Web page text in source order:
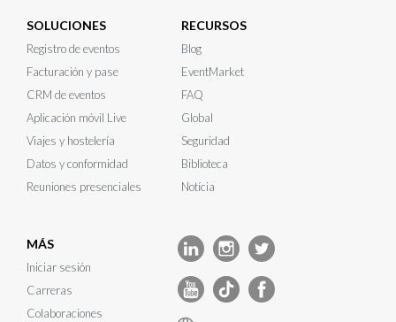
SOLUCIONES
Registro de eventos
Facturación y pase
CRM de eventos
Aplicación móvil Live
Viajes y hostelería
Datos y conformidad
Reuniones presenciales
RECURSOS
Blog
EventMarket
FAQ
Global
Seguridad
Biblioteca
Notícia
MÁS
Iniciar sesión
Carreras
Colaboraciones